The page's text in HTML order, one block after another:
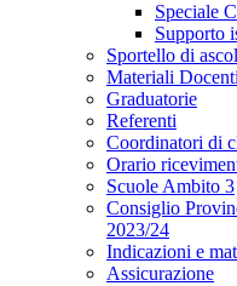
Speciale
Supporto
Sportello di
Materiali Docenti
Graduatorie
Referenti
Coordinatori di
Orario
Scuole Ambito 3
Consiglio
2023/24
Indicazioni e
Assicurazione